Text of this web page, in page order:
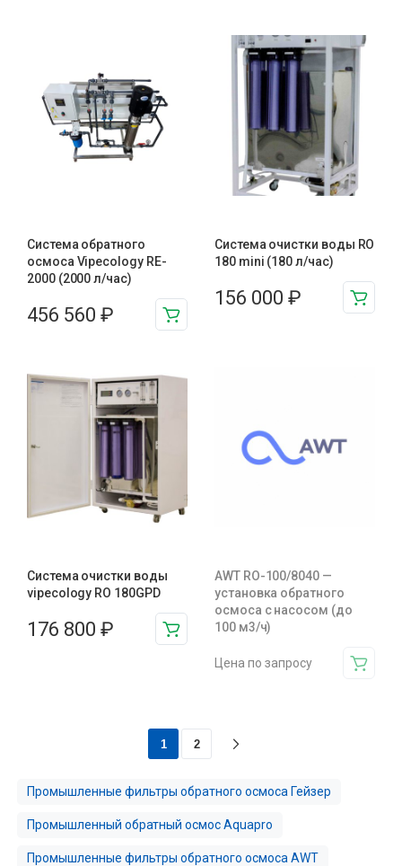
Система обратного
осмоса Vipecology RE-
2000 (2000 л/час)
456 560 ₽
Система очистки воды RO
180 mini (180 л/час)
156 000 ₽
Система очистки воды
vipecology RO 180GPD
176 800 ₽
AWT RO-100/8040 —
установка обратного
осмоса с насосом (до
100 м3/ч)
Цена по запросу
1 2
Промышленные фильтры обратного осмоса Гейзер
Промышленный обратный осмос Aquapro
Промышленные фильтры обратного осмоса AWT